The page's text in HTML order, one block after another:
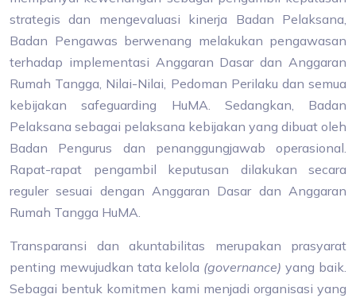
strategis dan mengevaluasi kinerja Badan Pelaksana,
Badan Pengawas berwenang melakukan pengawasan
terhadap implementasi Anggaran Dasar dan Anggaran
Rumah Tangga, Nilai-Nilai, Pedoman Perilaku dan semua
kebijakan safeguarding HuMA. Sedangkan, Badan
Pelaksana sebagai pelaksana kebijakan yang dibuat oleh
Badan Pengurus dan penanggungjawab operasional.
Rapat-rapat pengambil keputusan dilakukan secara
reguler sesuai dengan Anggaran Dasar dan Anggaran
Rumah Tangga HuMA.
Transparansi dan akuntabilitas merupakan prasyarat
penting mewujudkan tata kelola (governance) yang baik.
Sebagai bentuk komitmen kami menjadi organisasi yang